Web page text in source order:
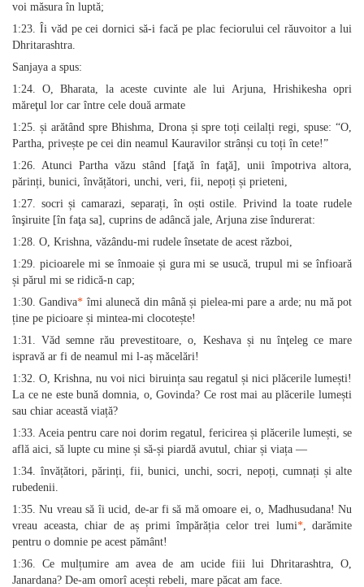
voi măsura în luptă;
1:23. Îi văd pe cei dornici să-i facă pe plac feciorului cel răuvoitor a lui
Dhritarashtra.
Sanjaya a spus:
1:24. O, Bharata, la aceste cuvinte ale lui Arjuna, Hrishikesha opri
măreţul lor car între cele două armate
1:25. și arătând spre Bhishma, Drona și spre toți ceilalți regi, spuse: “O,
Partha, privește pe cei din neamul Kauravilor strânși cu toți în cete!”
1:26. Atunci Partha văzu stând [faţă în faţă], unii împotriva altora,
părinți, bunici, învățători, unchi, veri, fii, nepoți și prieteni,
1:27. socri și camarazi, separați, în oști ostile. Privind la toate rudele
înşiruite [în faţa sa], cuprins de adâncă jale, Arjuna zise îndurerat:
1:28. O, Krishna, văzându-mi rudele însetate de acest război,
1:29. picioarele mi se înmoaie și gura mi se usucă, trupul mi se înfioară
și părul mi se ridică-n cap;
1:30. Gandiva* îmi alunecă din mână și pielea-mi pare a arde; nu mă pot
ține pe picioare și mintea-mi clocotește!
1:31. Văd semne rău prevestitoare, o, Keshava și nu înţeleg ce mare
ispravă ar fi de neamul mi l-aș măcelări!
1:32. O, Krishna, nu voi nici biruința sau regatul și nici plăcerile lumești!
La ce ne este bună domnia, o, Govinda? Ce rost mai au plăcerile lumești
sau chiar această viață?
1:33. Aceia pentru care noi dorim regatul, fericirea și plăcerile lumești, se
află aici, să lupte cu mine și să-și piardă avutul, chiar și viața —
1:34. învățători, părinți, fii, bunici, unchi, socri, nepoți, cumnați și alte
rubedenii.
1:35. Nu vreau să îi ucid, de-ar fi să mă omoare ei, o, Madhusudana! Nu
vreau aceasta, chiar de aș primi împărăția celor trei lumi*, darămite
pentru o domnie pe acest pământ!
1:36. Ce mulțumire am avea de am ucide fiii lui Dhritarashtra, O,
Janardana? De-am omorî acești rebeli, mare păcat am face.